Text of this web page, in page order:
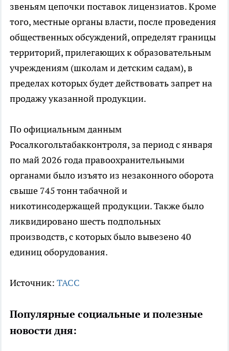
звеньям цепочки поставок лицензиатов. Кроме
того, местные органы власти, после проведения
общественных обсуждений, определят границы
территорий, прилегающих к образовательным
учреждениям (школам и детским садам), в
пределах которых будет действовать запрет на
продажу указанной продукции.
По официальным данным
Росалкогольтабакконтроля, за период с января
по май 2026 года правоохранительными
органами было изъято из незаконного оборота
свыше 745 тонн табачной и
никотинсодержащей продукции. Также было
ликвидировано шесть подпольных
производств, с которых было вывезено 40
единиц оборудования.
Источник: ТАСС
Популярные социальные и полезные
новости дня: